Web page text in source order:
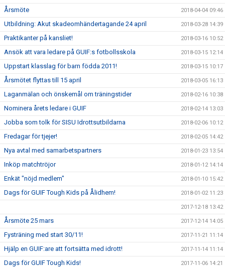
Årsmöte 2018-04-04 09:46
Utbildning: Akut skadeomhändertagande 24 april 2018-03-28 14:39
Praktikanter på kansliet! 2018-03-16 10:52
Ansök att vara ledare på GUIF:s fotbollsskola 2018-03-15 12:14
Uppstart klasslag för barn födda 2011! 2018-03-15 10:17
Årsmötet flyttas till 15 april 2018-03-05 16:13
Laganmälan och önskemål om träningstider 2018-02-16 10:38
Nominera årets ledare i GUIF 2018-02-14 13:03
Jobba som tolk för SISU Idrottsutbildarna 2018-02-06 10:12
Fredagar för tjejer! 2018-02-05 14:42
Nya avtal med samarbetspartners 2018-01-23 13:54
Inköp matchtröjor 2018-01-12 14:14
Enkät "nöjd medlem" 2018-01-10 15:42
Dags för GUIF Tough Kids på Ålidhem! 2018-01-02 11:23
2017-12-18 13:42
Årsmöte 25 mars 2017-12-14 14:05
Fysträning med start 30/11! 2017-11-21 11:14
Hjälp en GUIF:are att fortsätta med idrott! 2017-11-14 11:14
Dags för GUIF Tough Kids! 2017-11-06 14:21